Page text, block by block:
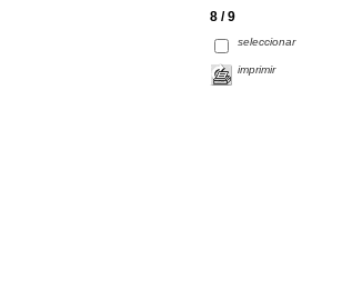
8 / 9
seleccionar
imprimir